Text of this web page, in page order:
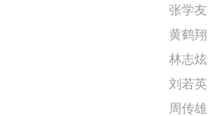
张学友
黄鹤翔
林志炫
刘若英
周传雄